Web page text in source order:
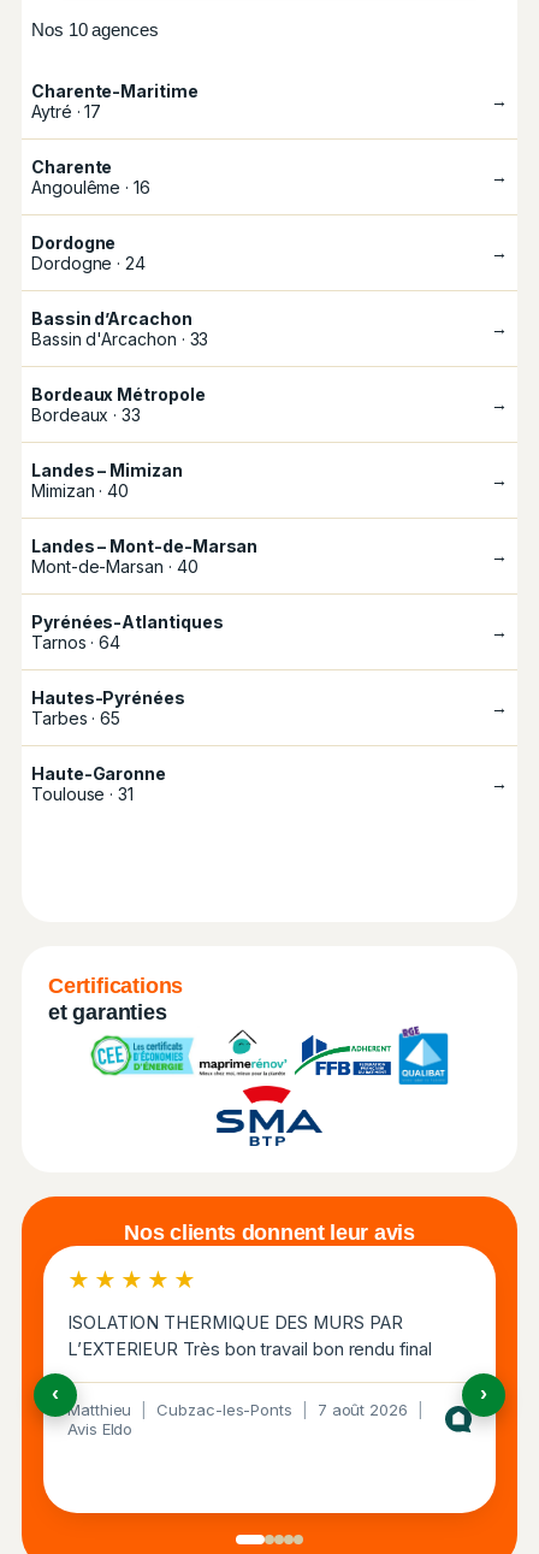
Nos 10 agences
Charente-Maritime
Aytré · 17
→
Charente
Angoulême · 16
→
Dordogne
Dordogne · 24
→
Bassin d’Arcachon
Bassin d'Arcachon · 33
→
Bordeaux Métropole
Bordeaux · 33
→
Landes – Mimizan
Mimizan · 40
→
Landes – Mont-de-Marsan
Mont-de-Marsan · 40
→
Pyrénées-Atlantiques
Tarnos · 64
→
Hautes-Pyrénées
Tarbes · 65
→
Haute-Garonne
Toulouse · 31
→
Certifications
et garanties
Nos clients donnent leur avis
★★★★★
ISOLATION THERMIQUE DES MURS PAR
L’EXTERIEUR Très bon travail bon rendu final
Matthieu Cubzac-les-Ponts 7 août 2026
Avis Eldo
‹ ›